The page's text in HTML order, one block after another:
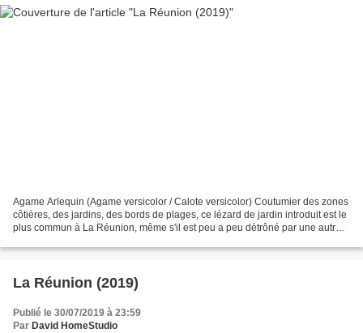
Agame Arlequin (Agame versicolor / Calote versicolor) Coutumier des zones
côtières, des jardins, des bords de plages, ce lézard de jardin introduit est le
plus commun à La Réunion, même s'il est peu a peu détrôné par une autre
La Réunion (2019)
Publié le 30/07/2019 à 23:59
Par David HomeStudio